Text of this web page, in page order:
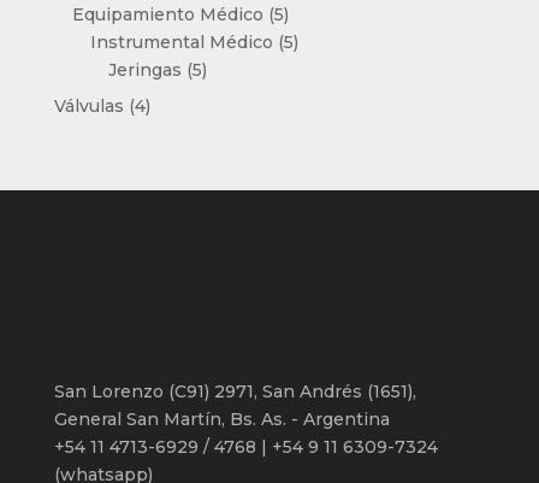
Equipamiento Médico 55
productos
Instrumental Médico 55
Jeringas 55
Válvulas 44
San Lorenzo (C91) 2971, San Andrés (1651),
General San Martín, Bs. As. - Argentina
+54 11 4713-6929 / 4768 | +54 9 11 6309-7324
(whatsapp)